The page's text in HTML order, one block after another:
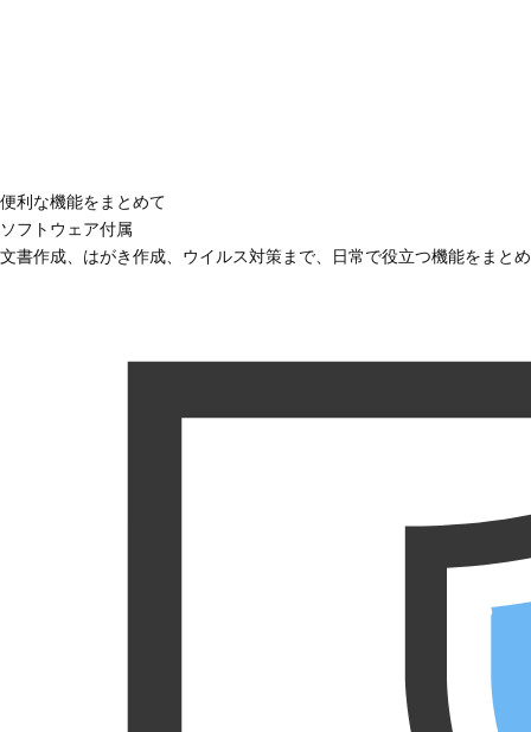
便利な機能をまとめて
ソフトウェア付属
文書作成、はがき作成、ウイルス対策まで、日常で役立つ機能をまと